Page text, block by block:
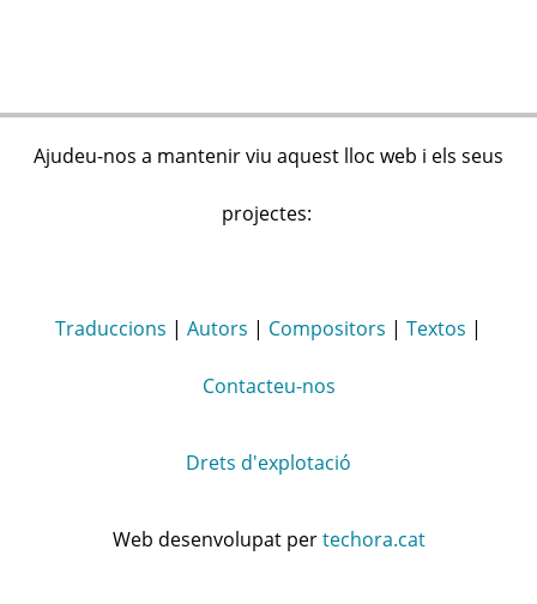
Ajudeu-nos a mantenir viu aquest lloc web i els seus
projectes:
Traduccions | Autors | Compositors | Textos |
Contacteu-nos
Drets d'explotació
Web desenvolupat pertechora.cat